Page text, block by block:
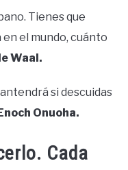
Tienes que
el mundo, cuánto
Waal.
si descuidas
Onuoha.
Cada